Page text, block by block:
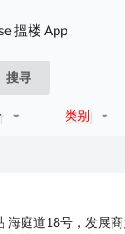
搵楼 App
搜寻
类别
海庭道18号，发展